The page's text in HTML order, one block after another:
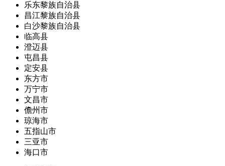
乐东黎族自治县
昌江黎族自治县
白沙黎族自治县
临高县
澄迈县
屯昌县
定安县
东方市
万宁市
文昌市
儋州市
琼海市
五指山市
三亚市
海口市